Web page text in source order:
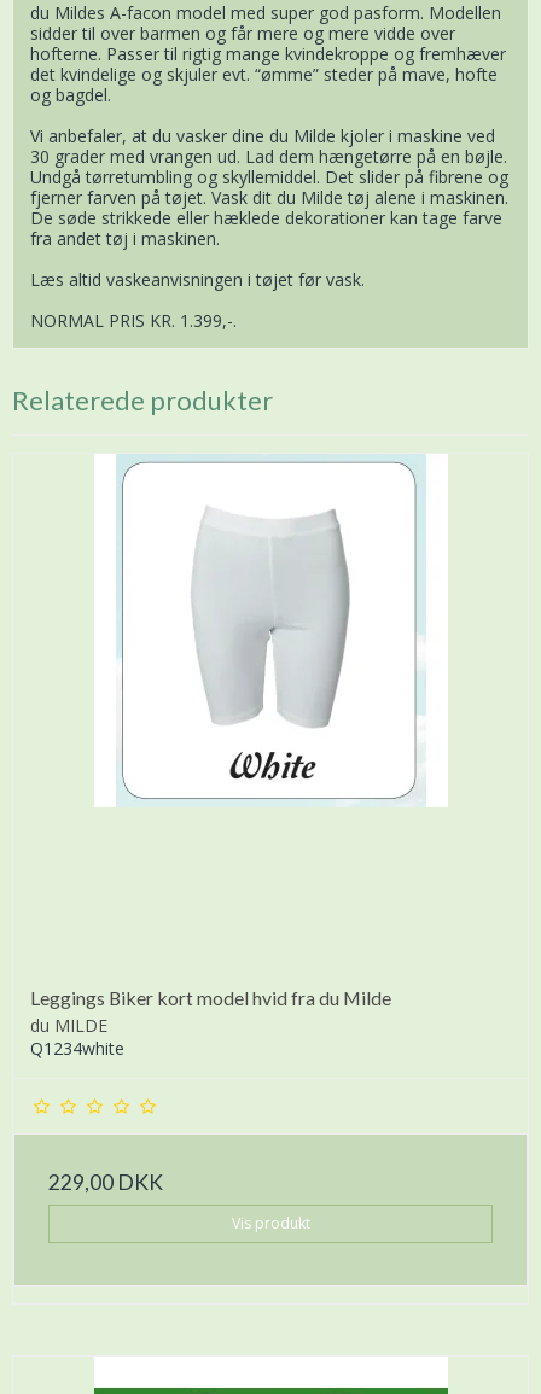
du Mildes A-facon model med super god pasform. Modellen
sidder til over barmen og får mere og mere vidde over
hofterne. Passer til rigtig mange kvindekroppe og fremhæver
det kvindelige og skjuler evt. “ømme” steder på mave, hofte
og bagdel.
Vi anbefaler, at du vasker dine du Milde kjoler i maskine ved
30 grader med vrangen ud. Lad dem hængetørre på en bøjle.
Undgå tørretumbling og skyllemiddel. Det slider på fibrene og
fjerner farven på tøjet. Vask dit du Milde tøj alene i maskinen.
De søde strikkede eller hæklede dekorationer kan tage farve
fra andet tøj i maskinen.
Læs altid vaskeanvisningen i tøjet før vask.
NORMAL PRIS KR. 1.399,-.
Relaterede produkter
Leggings Biker kort model hvid fra du Milde
du MILDE
Q1234white
229,00 DKK
Vis produkt